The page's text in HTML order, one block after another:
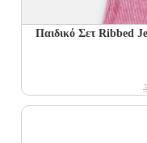
Παιδικό Σετ Ribbed